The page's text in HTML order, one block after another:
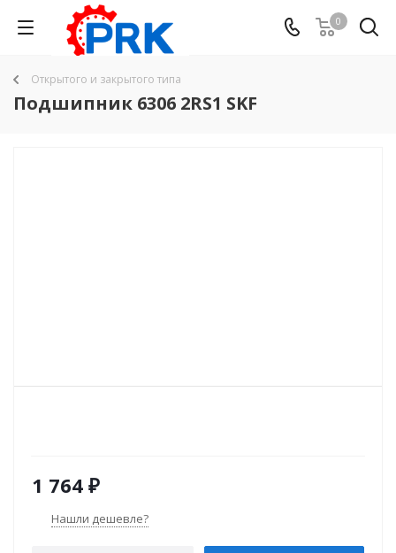
0
Открытого и закрытого типа
Подшипник 6306 2RS1 SKF
1 764 ₽
Нашли дешевле?